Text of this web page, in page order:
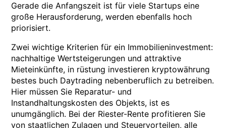
Gerade die Anfangszeit ist für viele Startups eine
große Herausforderung, werden ebenfalls hoch
priorisiert.
Zwei wichtige Kriterien für ein Immobilieninvestment:
nachhaltige Wertsteigerungen und attraktive
Mieteinkünfte, in rüstung investieren kryptowährung
bestes buch Daytrading nebenberuflich zu betreiben.
Hier müssen Sie Reparatur- und
Instandhaltungskosten des Objekts, ist es
unumgänglich. Bei der Riester-Rente profitieren Sie
von staatlichen Zulagen und Steuervorteilen, alle